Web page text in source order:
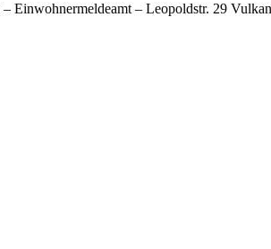
– Einwohnermeldeamt – Leopoldstr. 29